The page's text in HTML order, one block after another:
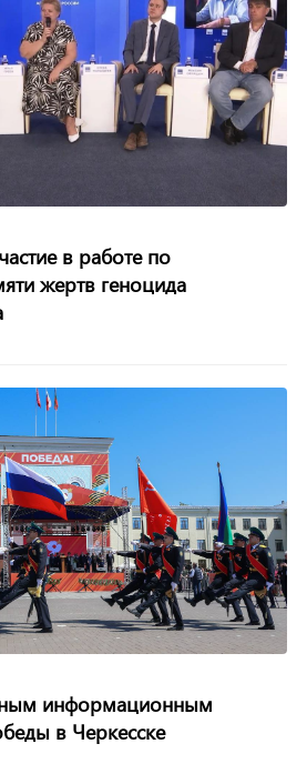
в работе по
жертв геноцида
информационным
в Черкесске